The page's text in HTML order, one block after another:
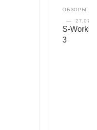
ОБЗОРЫ
—
S-Works
3